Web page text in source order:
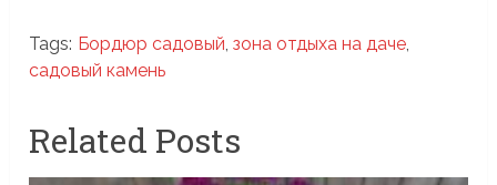
Tags: Бордюр садовый ,зона отдыха на даче
садовый камень
Related Posts